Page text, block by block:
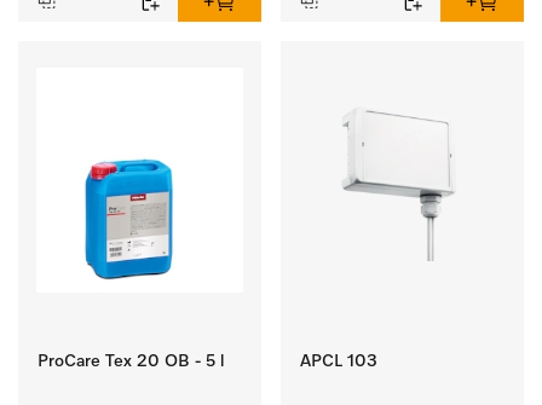
ProCare Tex 20 OB - 5 l APCL 103